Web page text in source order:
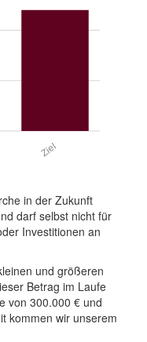
Ziel
in der Zukunft
darf selbst nicht für
Investitionen an
und größeren
Betrag im Laufe
von 300.000 € und
kommen wir unserem